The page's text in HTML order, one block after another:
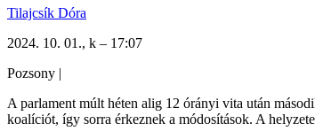
Tilajcsík Dóra
2024. 10. 01., k – 17:07
Pozsony |
A parlament múlt héten alig 12 órányi vita után
koalíciót, így sorra érkeznek a módosítások. A